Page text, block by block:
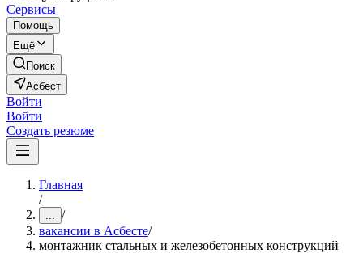
Сервисы
Помощь
Ещё
Поиск
Асбест
Войти
Войти
Создать резюме
Главная
/
... /
вакансии в Асбесте/
монтажник стальных и железобетонных конструкций